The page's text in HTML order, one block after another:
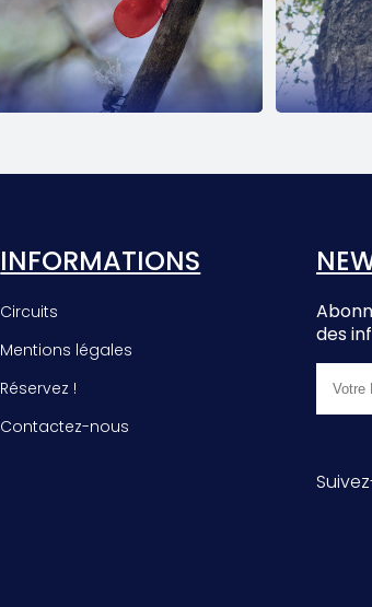
INFORMATIONS
Circuits
Mentions légales
Réservez !
Contactez-nous
des